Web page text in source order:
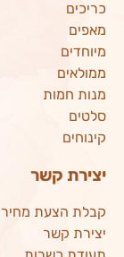
כריכים
מאפים
מיוחדים
ממולאים
מנות חמות
סלטים
קינוחים
יצירת קשר
קבלת הצעת מחיר
יצירת קשר